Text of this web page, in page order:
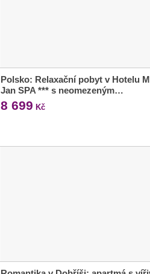
Polsko: Relaxační pobyt v Hotelu
Jan SPA *** s neomezeným…
8 699 Kč